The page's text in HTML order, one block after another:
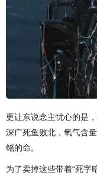
更让东说念主忧心的是
深广死鱼败北，氧气含
鳐的命。
为了卖掉这些带着“死字